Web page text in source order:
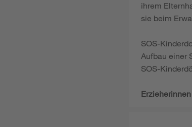
ihrem
sie beim
SOS-
Aufbau einer
SOS-